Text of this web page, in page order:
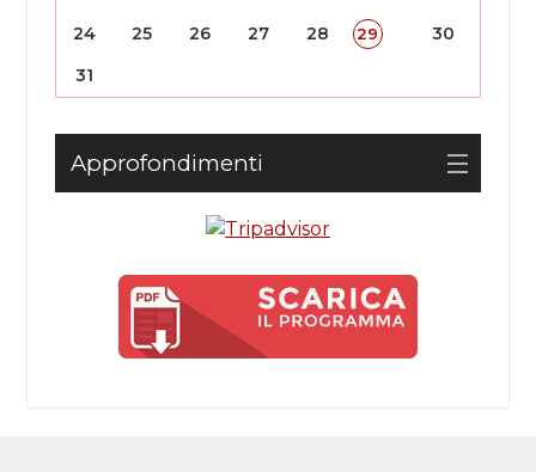
24
25 26 27 28 29
30
31
Approfondimenti